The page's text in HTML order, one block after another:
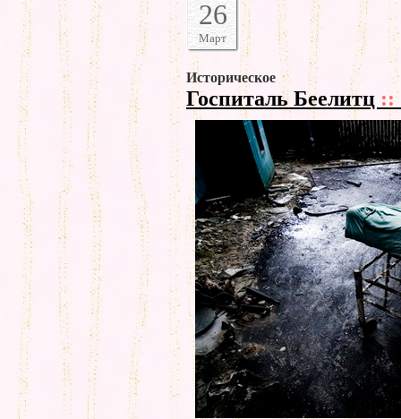
26
Март
Историческое
Госпиталь Беелитц ::